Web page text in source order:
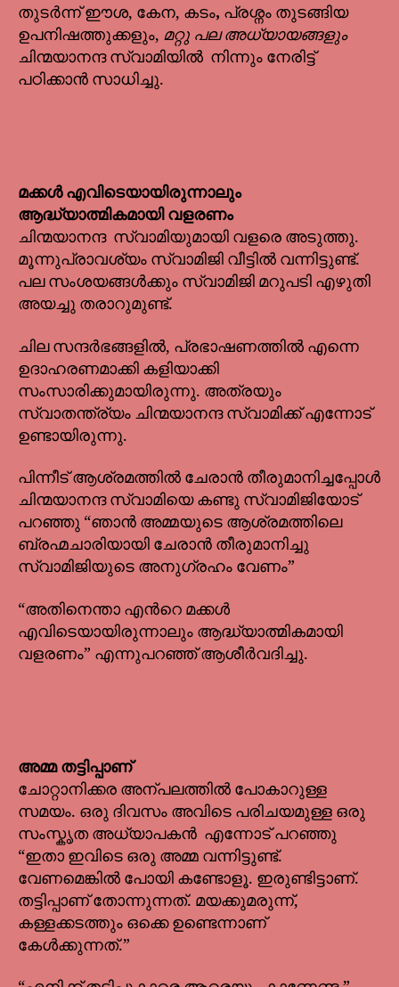
തുടർന്ന് ഈശ, കേന, കടം, പ്രശ്നം തുടങ്ങിയ
ഉപനിഷത്തുക്കളും, മറ്റു പല അധ്യായങ്ങളും
ചിന്മയാനന്ദ സ്വാമിയിൽ നിന്നും നേരിട്ട്
പഠിക്കാൻ സാധിച്ചു.
മക്കൾ എവിടെയായിരുന്നാലും
ആദ്ധ്യാത്മികമായി വളരണം
ചിന്മയാനന്ദ സ്വാമിയുമായി വളരെ അടുത്തു.
മൂന്നുപ്രാവശ്യം സ്വാമിജി വീട്ടിൽ വന്നിട്ടുണ്ട്.
പല സംശയങ്ങൾക്കും സ്വാമിജി മറുപടി എഴുതി
അയച്ചു തരാറുമുണ്ട്.
ചില സന്ദർഭങ്ങളിൽ, പ്രഭാഷണത്തിൽ എന്നെ
ഉദാഹരണമാക്കി കളിയാക്കി
സംസാരിക്കുമായിരുന്നു. അത്രയും
സ്വാതന്ത്ര്യം ചിന്മയാനന്ദ സ്വാമിക്ക് എന്നോട്
ഉണ്ടായിരുന്നു.
പിന്നീട് ആശ്രമത്തിൽ ചേരാൻ തീരുമാനിച്ചപ്പോൾ
ചിന്മയാനന്ദ സ്വാമിയെ കണ്ടു സ്വാമിജിയോട്
പറഞ്ഞു “ഞാൻ അമ്മയുടെ ആശ്രമത്തിലെ
ബ്രഹ്മചാരിയായി ചേരാൻ തീരുമാനിച്ചു
സ്വാമിജിയുടെ അനുഗ്രഹം വേണം”
“അതിനെന്താ എൻറെ മക്കൾ
എവിടെയായിരുന്നാലും ആദ്ധ്യാത്മികമായി
വളരണം” എന്നുപറഞ്ഞ് ആശീർവദിച്ചു.
അമ്മ തട്ടിപ്പാണ്
ചോറ്റാനിക്കര അന്പലത്തിൽ പോകാറുള്ള
സമയം. ഒരു ദിവസം അവിടെ പരിചയമുള്ള ഒരു
സംസ്കൃത അധ്യാപകൻ എന്നോട് പറഞ്ഞു
“ഇതാ ഇവിടെ ഒരു അമ്മ വന്നിട്ടുണ്ട്.
വേണമെങ്കിൽ പോയി കണ്ടോളൂ. ഇരുണ്ടിട്ടാണ്.
തട്ടിപ്പാണ് തോന്നുന്നത്. മയക്കുമരുന്ന്,
കള്ളക്കടത്തും ഒക്കെ ഉണ്ടെന്നാണ്
കേൾക്കുന്നത്.”